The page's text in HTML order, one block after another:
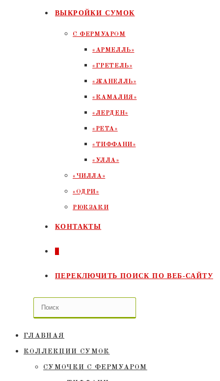
ВЫКРОЙКИ СУМОК
С ФЕРМУАРОМ
«АРМЕЛЛЬ»
«ГРЕТЕЛЬ»
«ЖАНЕЛЛЬ»
«КАМАЛИЯ»
«ЛЕРДЕН»
«РЕТА»
«ТИФФАНИ»
«УЛЛА»
«ЧИЛЛА»
«ОДРИ»
РЮКЗАКИ
КОНТАКТЫ
ПЕРЕКЛЮЧИТЬ ПОИСК ПО ВЕБ-САЙТУ
ГЛАВНАЯ
КОЛЛЕКЦИИ СУМОК
СУМОЧКИ C ФЕРМУАРОМ